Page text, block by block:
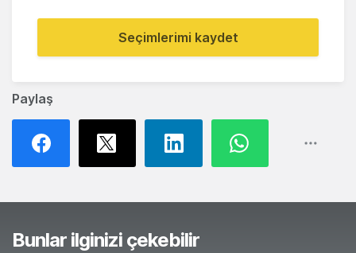
Paylaş
Seçimlerimi kaydet
Bunlar ilginizi çekebilir